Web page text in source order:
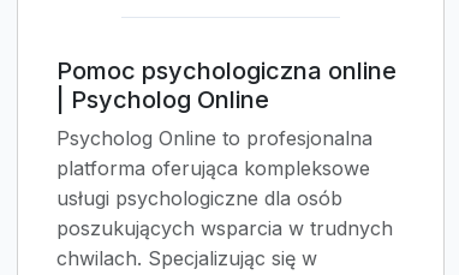
Pomoc psychologiczna online
| Psycholog Online
Psycholog Online to profesjonalna
platforma oferująca kompleksowe
usługi psychologiczne dla osób
poszukujących wsparcia w trudnych
chwilach. Specjalizując się w